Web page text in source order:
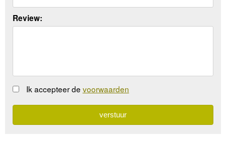
Review:
Ik accepteer de voorwaarden